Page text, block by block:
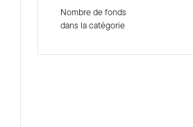
Nombre de fonds
dans la catégorie